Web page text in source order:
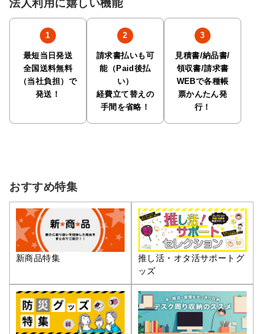
法人利用に嬉しい機能
最短当日発送
全国送料無料
（当社負担）で
発送！
請求書払いも可
能（Paid後払
い）
経費立て替えの
手間を省略！
見積書/納品書/
領収書/請求書
WEBで各種帳
票かんたん発
行！
おすすめ特集
新商品特集
推し活・オタ活サポートグ
ッズ